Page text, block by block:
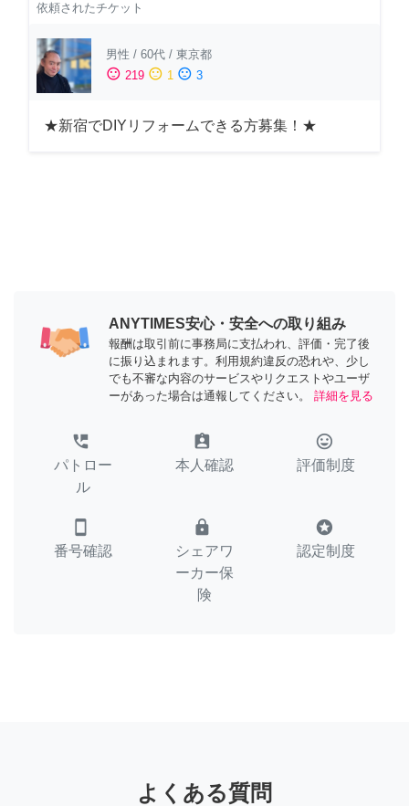
依頼されたチケット
男性 / 60代 / 東京都
sentiment_satisfied 219 sentiment_neutral 1 sentiment_dissatisfied 3
★新宿でDIYリフォームできる方募集！★
ANYTIMES安心・安全への取り組み
報酬は取引前に事務局に支払われ、評価・完了後
に振り込まれます。利用規約違反の恐れや、少し
でも不審な内容のサービスやリクエストやユーザ
ーがあった場合は通報してください。
詳細を見る
perm_phone_msg
パトロー
ル
assignment_ind
本人確認
tag_faces
評価制度
smartphone
番号確認
lock
シェアワ
ーカー保
険
stars
認定制度
よくある質問